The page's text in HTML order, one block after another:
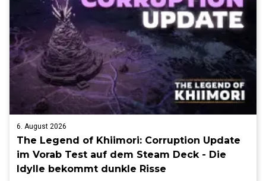
6. August 2026
The Legend of Khiimori: Corruption Update
im Vorab Test auf dem Steam Deck - Die
Idylle bekommt dunkle Risse